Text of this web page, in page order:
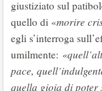
giustiziato sul
quello di «morire
egli s’interroga
umilmente:
pace,
quella gioia di